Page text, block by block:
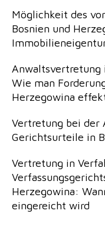
Möglichkeit des
Bosnien und
Anwaltsvertretung
Wie man
Herzegowina
Vertretung bei der
Gerichtsurteile in
Vertretung in
Herzegowina:
eingereicht wird